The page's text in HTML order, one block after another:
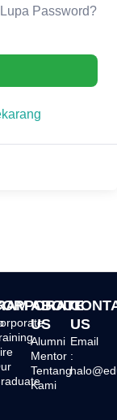
Lupa Password?
ABOUT
US
Alumni
Mentor
Tentang
Kami
US
Email
: